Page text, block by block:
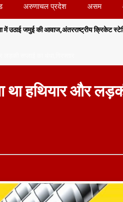
अरुणाचल प्रदेश असम
क्रिकेट स्टेडियम और मल्टी-
हथियार और